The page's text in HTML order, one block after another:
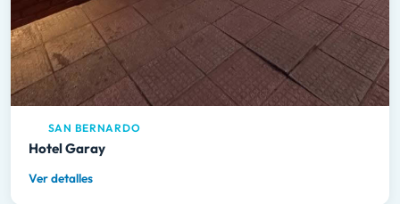
SAN BERNARDO
Hotel Garay
Ver detalles